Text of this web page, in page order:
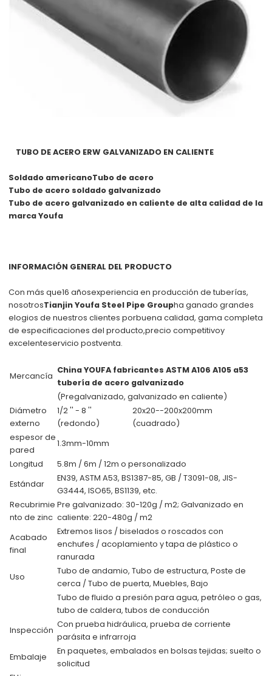
TUBO DE ACERO ERW GALVANIZADO EN CALIENTE
Soldado americanoTubo de acero
Tubo de acero soldado galvanizado
Tubo de acero galvanizado en caliente de alta calidad de la
marca Youfa
INFORMACIÓN GENERAL DEL PRODUCTO
Con más que16 añosexperiencia en producción de tuberías,
nosotrosTianjin Youfa Steel Pipe Groupha ganado grandes
elogios de nuestros clientes porbuena calidad, gama completa
de especificaciones del producto,precio competitivoy
excelenteservicio postventa.
Mercancía
China YOUFA fabricantes ASTM A106 A105 a53
tubería de acero galvanizado
(Pregalvanizado, galvanizado en caliente)
Diámetro
externo
1/2 '' - 8 ''
(redondo)
20x20--200x200mm
(cuadrado)
espesor de
pared
1.3mm-10mm
Longitud
5.8m / 6m / 12m o personalizado
Estándar
EN39, ASTM A53, BS1387-85, GB / T3091-08, JIS-
G3444, ISO65, BS1139, etc.
Recubrimie
nto de zinc
Pre galvanizado: 30-120g / m2; Galvanizado en
caliente: 220-480g / m2
Acabado
final
Extremos lisos / biselados o roscados con
enchufes / acoplamiento y tapa de plástico o
ranurada
Uso
Tubo de andamio, Tubo de estructura, Poste de
cerca / Tubo de puerta, Muebles, Bajo
Tubo de fluido a presión para agua, petróleo o gas,
tubo de caldera, tubos de conducción
Inspección
Con prueba hidráulica, prueba de corriente
parásita e infrarroja
Embalaje
En paquetes, embalados en bolsas tejidas; suelto o
solicitud